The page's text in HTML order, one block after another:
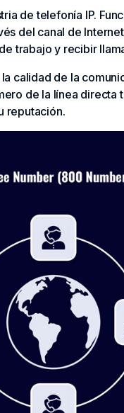
de telefonía IP.
del canal de
trabajo y recibir
calidad de la
de la línea
reputación.